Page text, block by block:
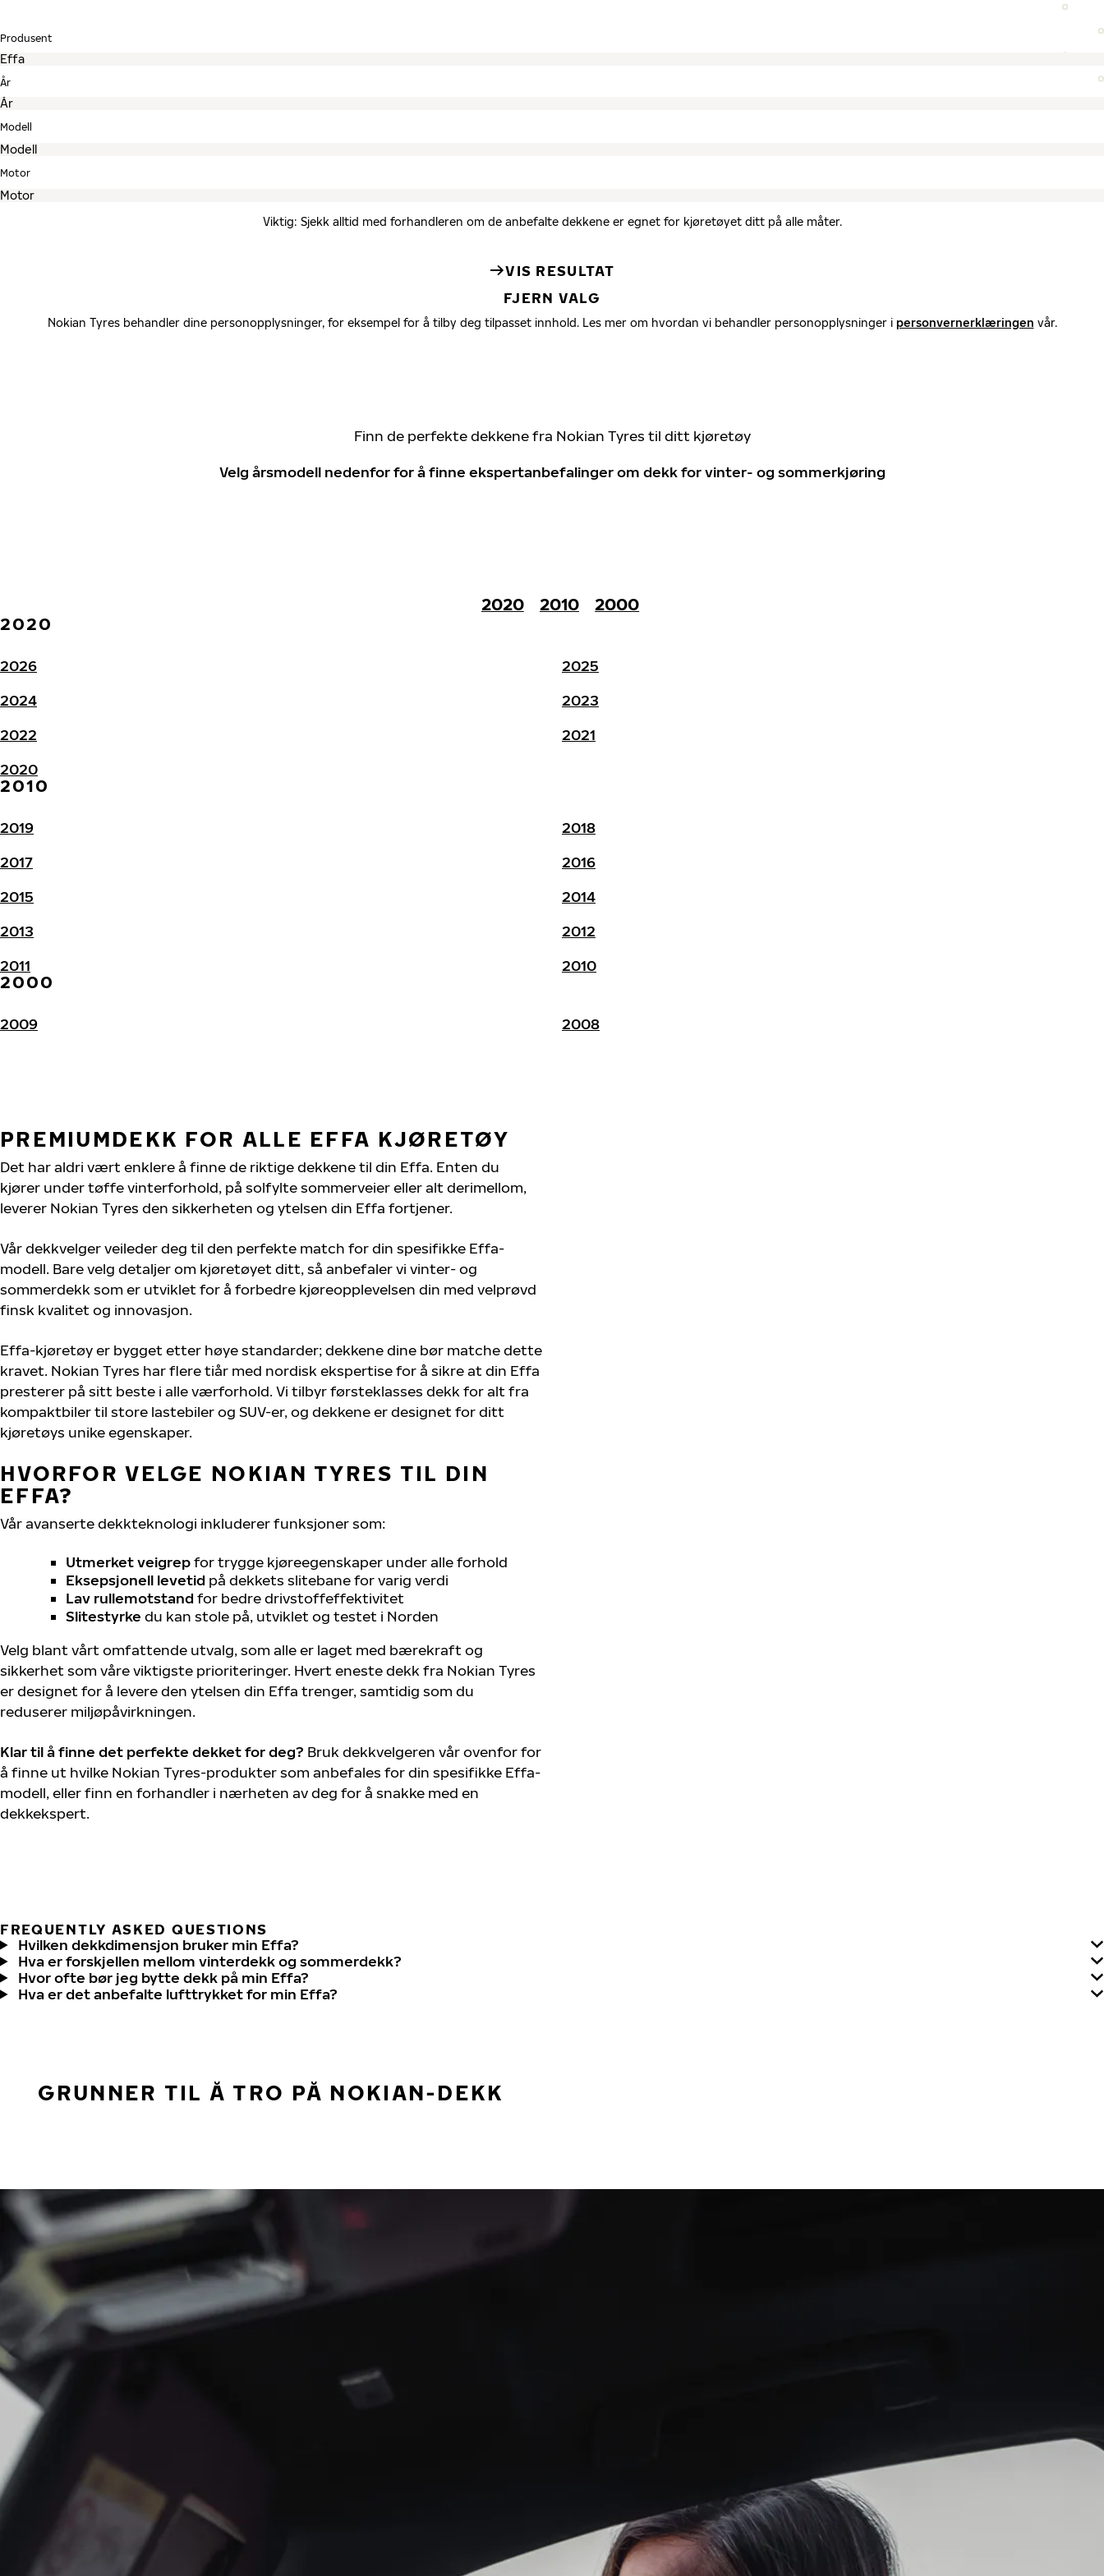
Produsent
År
Modell
Motor
Viktig: Sjekk alltid med forhandleren om de anbefalte dekkene er egnet for kjøretøyet ditt på alle måter.
VIS RESULTAT
FJERN VALG
Nokian Tyres behandler dine personopplysninger, for eksempel for å tilby deg tilpasset innhold. Les mer om hvordan vi behandler personopplysninger i personvernerklæringen vår.
Finn de perfekte dekkene fra Nokian Tyres til ditt kjøretøy
Velg årsmodell nedenfor for å finne ekspertanbefalinger om dekk for vinter- og sommerkjøring
2020 2010
2000
2020
2026
2025
2024
2023
2022
2021
2020
2010
2019
2018
2017
2016
2015
2014
2013
2012
2011
2010
2000
2009 2008
PREMIUMDEKK FOR ALLE EFFA KJØRETØY
Det har aldri vært enklere å finne de riktige dekkene til din Effa. Enten du
kjører under tøffe vinterforhold, på solfylte sommerveier eller alt derimellom,
leverer Nokian Tyres den sikkerheten og ytelsen din Effa fortjener.
Vår dekkvelger veileder deg til den perfekte match for din spesifikke Effa-
modell. Bare velg detaljer om kjøretøyet ditt, så anbefaler vi vinter- og
sommerdekk som er utviklet for å forbedre kjøreopplevelsen din med velprøvd
finsk kvalitet og innovasjon.
Effa-kjøretøy er bygget etter høye standarder; dekkene dine bør matche dette
kravet. Nokian Tyres har flere tiår med nordisk ekspertise for å sikre at din Effa
presterer på sitt beste i alle værforhold. Vi tilbyr førsteklasses dekk for alt fra
kompaktbiler til store lastebiler og SUV-er, og dekkene er designet for ditt
kjøretøys unike egenskaper.
HVORFOR VELGE NOKIAN TYRES TIL DIN
EFFA?
Vår avanserte dekkteknologi inkluderer funksjoner som:
Utmerket veigrepfor trygge kjøreegenskaper under alle forhold
Eksepsjonell levetid på dekkets slitebane for varig verdi
Lav rullemotstand for bedre drivstoffeffektivitet
Slitestyrke du kan stole på, utviklet og testet i Norden
Velg blant vårt omfattende utvalg, som alle er laget med bærekraft og
sikkerhet som våre viktigste prioriteringer. Hvert eneste dekk fra Nokian Tyres
er designet for å levere den ytelsen din Effa trenger, samtidig som du
reduserer miljøpåvirkningen.
Klar til å finne det perfekte dekket for deg? Bruk dekkvelgeren vår ovenfor for
å finne ut hvilke Nokian Tyres-produkter som anbefales for din spesifikke Effa-
modell, eller finn en forhandler i nærheten av deg for å snakke med en
dekkekspert.
FREQUENTLY ASKED QUESTIONS
Hvilken dekkdimensjon bruker min Effa?
Hva er forskjellen mellom vinterdekk og sommerdekk?
Hvor ofte bør jeg bytte dekk på min Effa?
Hva er det anbefalte lufttrykket for min Effa?
GRUNNER TIL Å TRO PÅ NOKIAN-DEKK